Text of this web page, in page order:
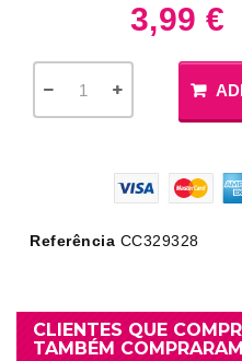
3,99 €
Referência CC329328
CLIENTES QUE
TAMBÉM